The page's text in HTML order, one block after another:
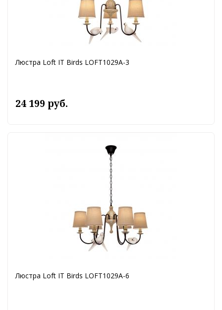
Люстра Loft IT Birds LOFT1029A-3
24 199 руб.
Люстра Loft IT Birds LOFT1029A-6